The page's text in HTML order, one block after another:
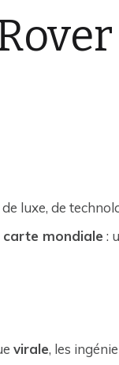
luxe, de
carte mondiale :
virale, les